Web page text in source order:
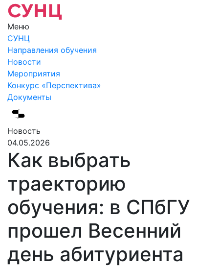
Меню
СУНЦ
Направления обучения
Новости
Мероприятия
Конкурс «Перспектива»
Документы
Новость
04.05.2026
Как выбрать
траекторию
обучения: в СПбГУ
прошел Весенний
день абитуриента